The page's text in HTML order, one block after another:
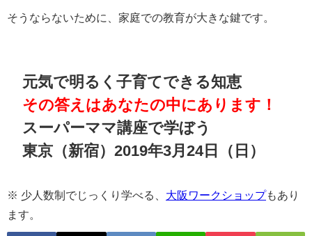
そうならないために、家庭での教育が大きな鍵です。
元気で明るく子育てできる知恵
その答えはあなたの中にあります！
スーパーママ講座で学ぼう
東京（新宿）2019年3月24日（日）
※ 少人数制でじっくり学べる、 大阪ワークショップもあり
ます。